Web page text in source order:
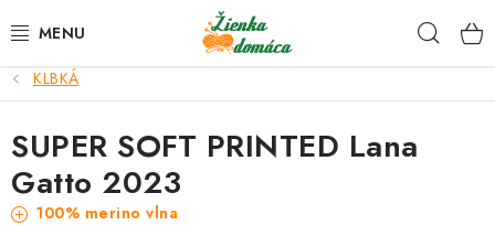
na
KLBKÁ
GALANTÉRIA
KLBKÁ
SUPER SOFT PRINTED Lana
Gatto 2023
100% merino vlna